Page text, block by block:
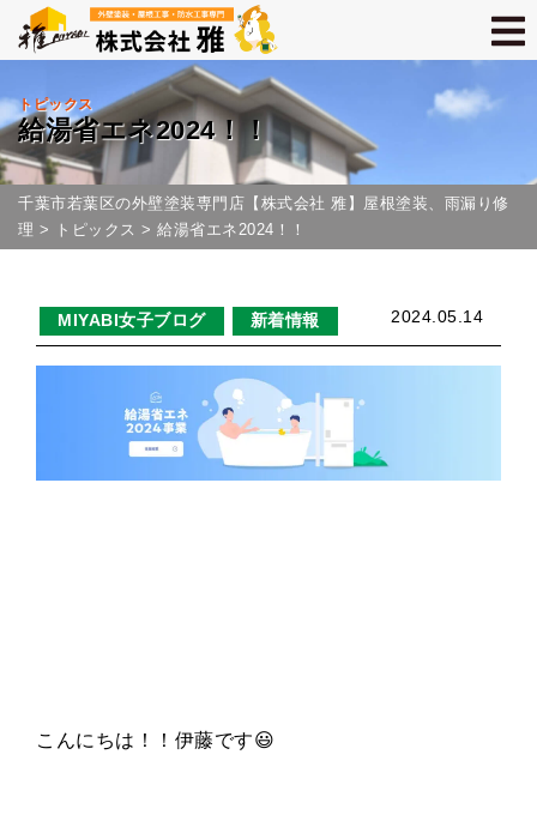
トピックス
給湯省エネ2024！！
千葉市若葉区の外壁塗装専門店【株式会社 雅】屋根塗装、雨漏り修
理 > トピックス > 給湯省エネ2024！！
2024.05.14
MIYABI女子ブログ 新着情報
こんにちは！！伊藤です😃